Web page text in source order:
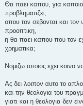
Θα παει καπου, για
προβληματιζει,
οπου τον σεβονται και
προοπτικη,
η θα παει καπου που τον
χρηματικα;
Νομιζω οποιος εχει κοινο
Ας δει λοιπον αυτο το
και την θεολογια του
γιατι και η θεολογια δεν